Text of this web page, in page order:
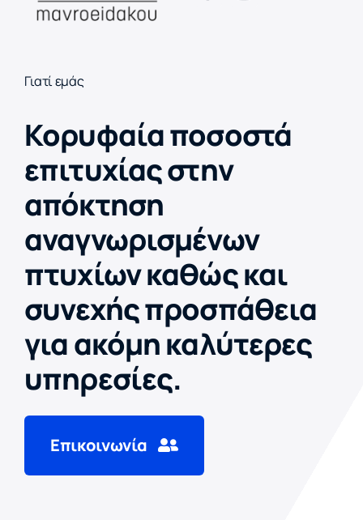
Γιατί εμάς
Κορυφαία ποσοστά
επιτυχίας στην
απόκτηση
αναγνωρισμένων
πτυχίων καθώς και
συνεχής προσπάθεια
για ακόμη καλύτερες
υπηρεσίες.
Επικοινωνία